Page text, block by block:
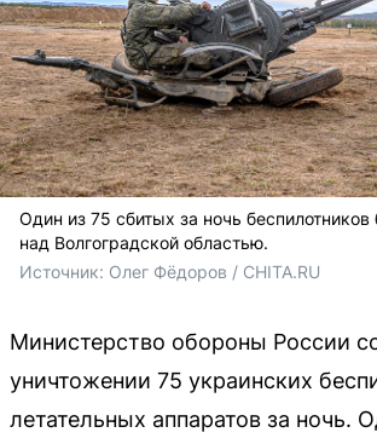
Один из 75 сбитых за ночь
над Волгоградской областью.
Источник: Олег Фёдоров / CHITA.RU
Министерство обороны России
уничтожении 75 украинских
летательных аппаратов за ночь.